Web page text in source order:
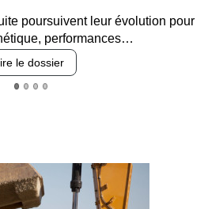
des accès, durabilité des
et intégration…
Lire le dossier